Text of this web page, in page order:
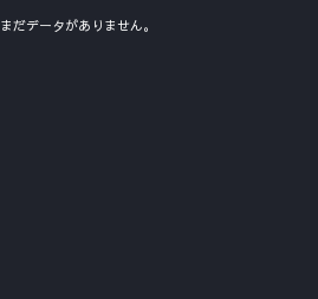
まだデータがありません。